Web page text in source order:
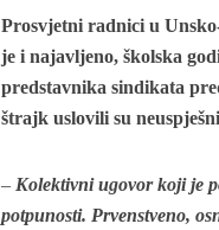
Prosvjetni radnici u
je i najavljeno, školska
predstavnika sindikata
štrajk uslovili su
– Kolektivni ugovor koji je
potpunosti. Prvenstveno,